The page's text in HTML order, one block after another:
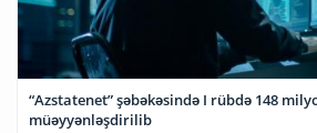
“Azstatenet” şəbəkəsində I rübdə 148
müəyyənləşdirilib